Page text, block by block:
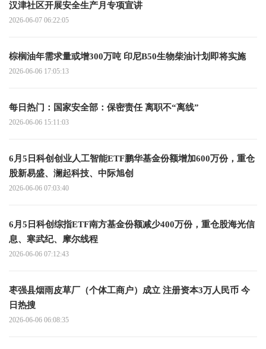
汉津社区开展安全生产月专项宣讲
2026-06-07 06:22:05
棕榈油年需求量或增300万吨 印尼B50生物柴油计划即将实施
2026-06-06 17:05:13
每日热门：国家安全部：保密责任 离职不“离线”
2026-06-06 15:11:03
6月5日科创创业人工智能ETF鹏华基金份额增加600万份，重仓
股新易盛、澜起科技、中际旭创
2026-06-06 07:03:40
6月5日科创综指ETF南方基金份额减少400万份，重仓股海光信
息、寒武纪、摩尔线程
2026-06-06 07:12:43
枣强县烟雨皮草厂（个体工商户）成立 注册资本3万人民币 今
日热搜
2026-06-06 06:08:35